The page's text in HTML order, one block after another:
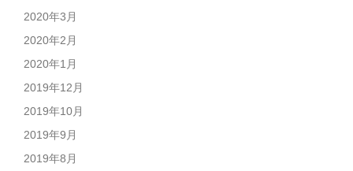
2020年3月
2020年2月
2020年1月
2019年12月
2019年10月
2019年9月
2019年8月